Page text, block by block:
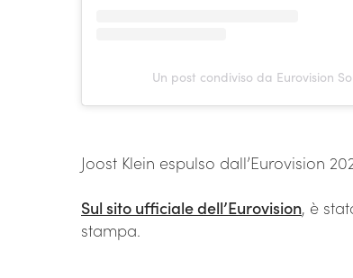
Un post condiviso da Eurovision
Joost Klein espulso dall’Eurovision
Sul sito ufficiale dell’Eurovision, è
stampa.